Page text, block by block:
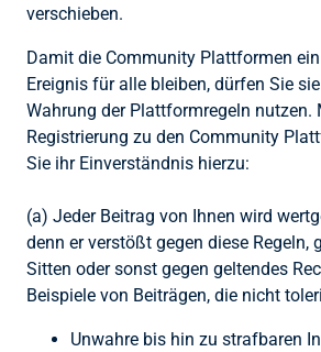
verschieben.
Damit die Community Plattformen
Ereignis für alle bleiben, dürfen Sie
Wahrung der Plattformregeln nutzen.
Registrierung zu den Community
Sie ihr Einverständnis hierzu:
(a) Jeder Beitrag von Ihnen wird
denn er verstößt gegen diese Regeln,
Sitten oder sonst gegen geltendes
Beispiele von Beiträgen, die nicht
Unwahre bis hin zu strafbaren